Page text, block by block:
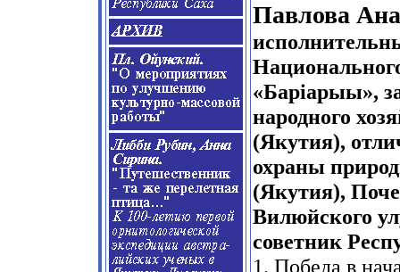
Павлова
«Баріарыы»,
народного
(Якутия),
охраны
(Якутия),
Вилюйского
советник
1. Победа в